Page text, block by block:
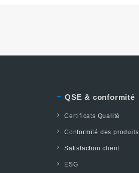
QSE & conformité
Certificats Qualité
Conformité des produits
Satisfaction client
ESG